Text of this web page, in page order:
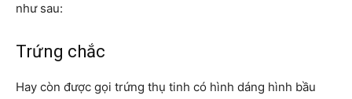
như sau:
Trứng chắc
Hay còn được gọi trứng thụ tinh có hình dáng hình bầu